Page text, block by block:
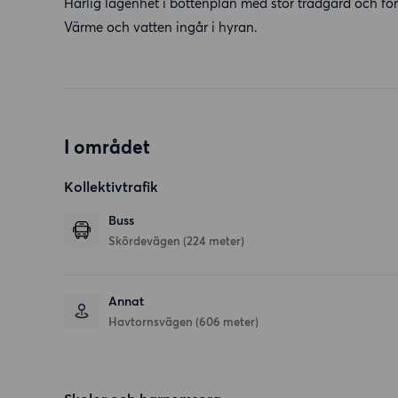
Värme och vatten ingår i hyran.
I området
Kollektivtrafik
Buss
Skördevägen (224 meter)
Annat
Havtornsvägen (606 meter)